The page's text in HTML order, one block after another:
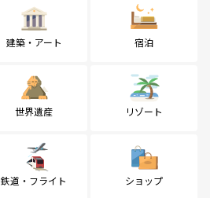
建築・アート 宿泊
世界遺産 リゾート
鉄道・フライト ショップ